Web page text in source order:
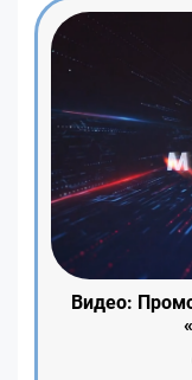
Видео: